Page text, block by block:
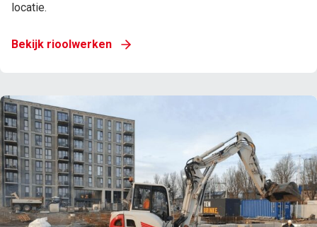
locatie.
Bekijk rioolwerken